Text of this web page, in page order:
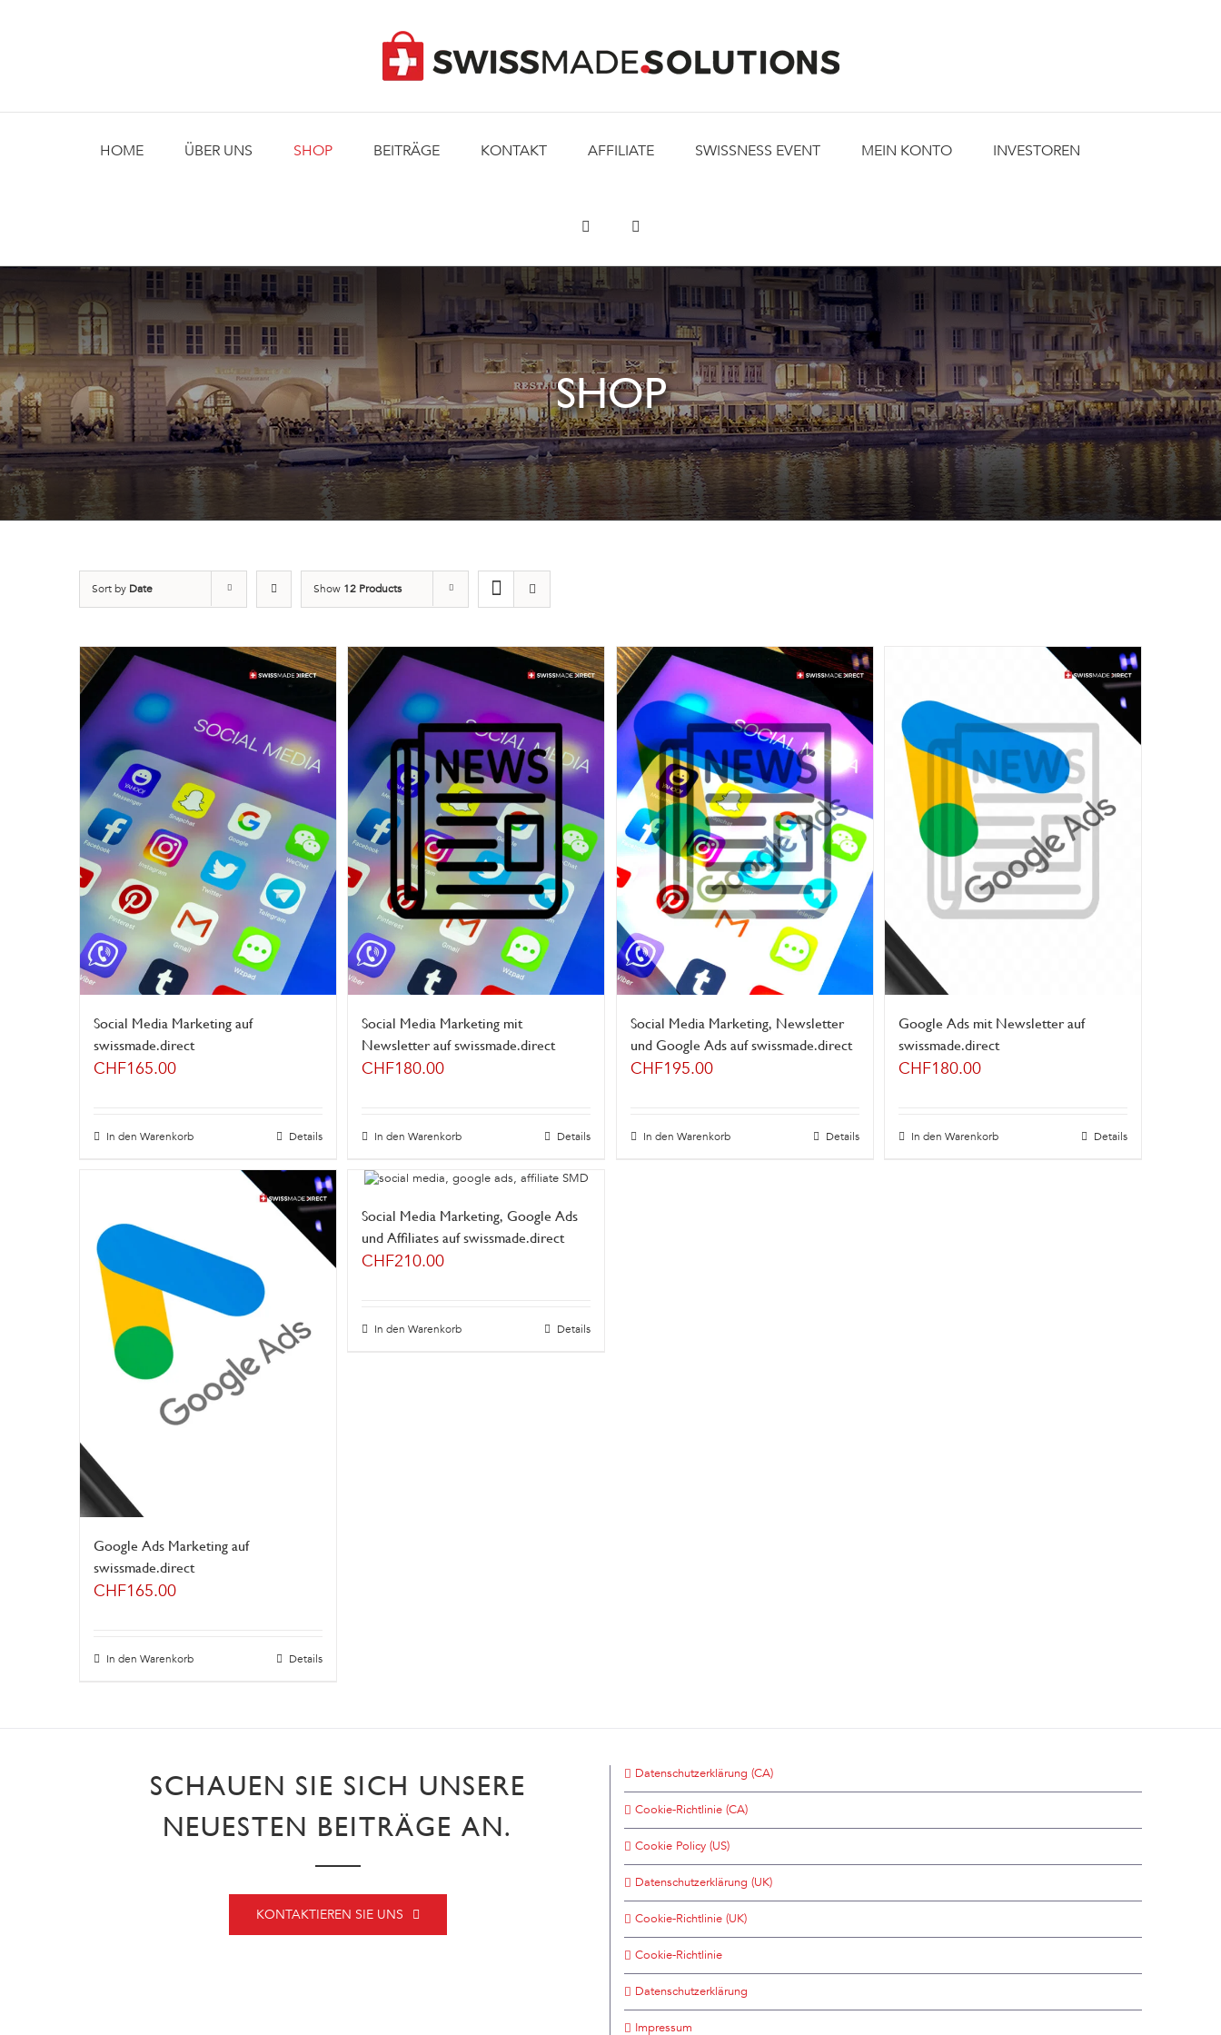
HOME ÜBER UNS SHOP BEITRÄGE KONTAKT AFFILIATE SWISSNESS EVENT MEIN KONTO INVESTOREN
SHOP
Sort by Date Show 12 Products
Social Media Marketing auf
swissmade.direct
CHF165.00
In den Warenkorb Details
Social Media Marketing mit
Newsletter auf swissmade.direct
CHF180.00
In den Warenkorb Details
Social Media Marketing, Newsletter
und Google Ads auf swissmade.direct
CHF195.00
In den Warenkorb Details
Google Ads mit Newsletter auf
swissmade.direct
CHF180.00
In den Warenkorb Details
Google Ads Marketing auf
swissmade.direct
CHF165.00
In den Warenkorb Details
Social Media Marketing, Google Ads
und Affiliates auf swissmade.direct
CHF210.00
In den Warenkorb Details
SCHAUEN SIE SICH UNSERE
NEUESTEN BEITRÄGE AN.
KONTAKTIEREN SIE UNS
Datenschutzerklärung (CA)
Cookie-Richtlinie (CA)
Cookie Policy (US)
Datenschutzerklärung (UK)
Cookie-Richtlinie (UK)
Cookie-Richtlinie
Datenschutzerklärung
Impressum